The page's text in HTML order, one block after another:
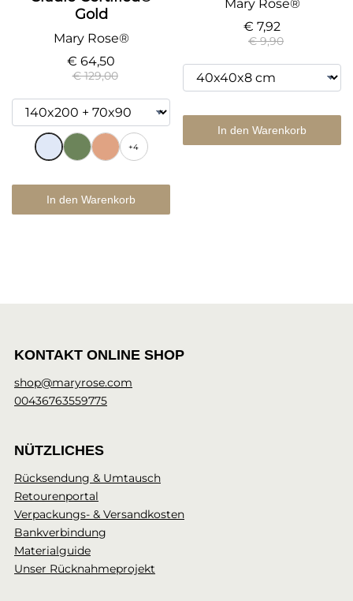
Gold
Mary Rose®
€ 64,50
€ 129,00
+4
In den Warenkorb
Mary Rose®
€ 7,92
€ 9,90
In den Warenkorb
KONTAKT ONLINE SHOP
shop@maryrose.com
00436763559775
NÜTZLICHES
Rücksendung & Umtausch
Retourenportal
Verpackungs- & Versandkosten
Bankverbindung
Materialguide
Unser Rücknahmeprojekt